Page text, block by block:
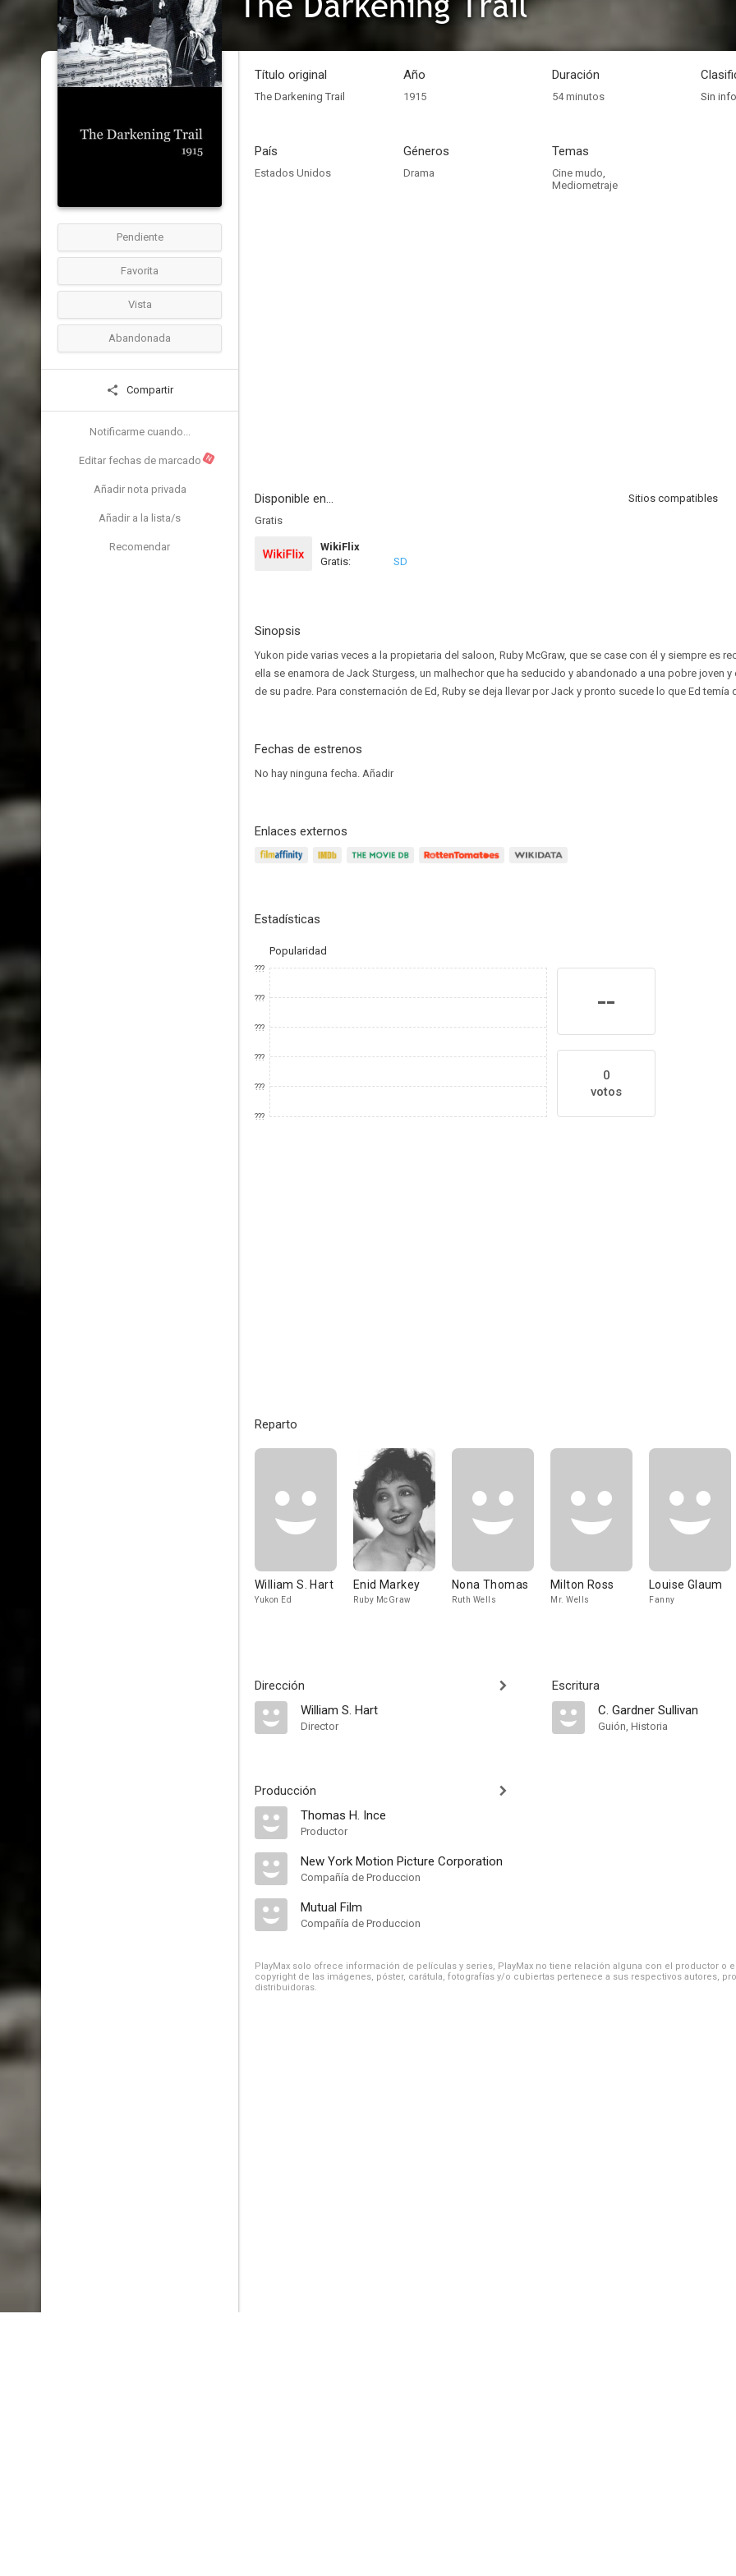
Pendiente
Favorita
Vista
Abandonada
Compartir
Notificarme cuando...
Editar fechas de marcado N
Añadir nota privada
Añadir a la lista/s
Recomendar
Título original
The Darkening Trail
Año
1915
Duración
54 minutos Sin
País
Estados Unidos
Géneros
Drama
Temas
Cine mudo,
Mediometraje
Disponible en...
Sitios compatibles
Gratis
WikiFlix
Gratis:
SD
Sinopsis
Yukon pide varias veces a la propietaria del saloon, Ruby McGraw, que se case con él y siempre es
ella se enamora de Jack Sturgess, un malhechor que ha seducido y abandonado a una pobre joven y
de su padre. Para consternación de Ed, Ruby se deja llevar por Jack y pronto sucede lo que Ed temía
Fechas de estrenos
No hay ninguna fecha. Añadir
Enlaces externos
Estadísticas
Popularidad
???
???
???
???
???
???
--
0
votos
Reparto
William S. Hart
Yukon Ed
Enid Markey
Ruby McGraw
Nona Thomas
Ruth Wells
Milton Ross
Mr. Wells
Louise Glaum
Fanny
Dirección
William S. Hart
Director
Producción
Thomas H. Ince
Productor
New York Motion Picture Corporation
Compañía de Produccion
Mutual Film
Compañía de Produccion
Escritura
C. Gardner Sullivan
Guión, Historia
PlayMax solo ofrece información de películas y series, PlayMax no tiene relación alguna con el productor o
copyright de las imágenes, póster, carátula, fotografías y/o cubiertas pertenece a sus respectivos autores,
distribuidoras.